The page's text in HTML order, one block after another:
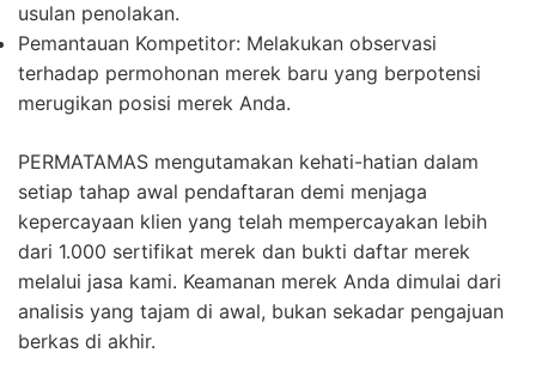
usulan penolakan.
Pemantauan Kompetitor: Melakukan observasi
terhadap permohonan merek baru yang berpotensi
merugikan posisi merek Anda.
PERMATAMAS mengutamakan kehati-hatian dalam
setiap tahap awal pendaftaran demi menjaga
kepercayaan klien yang telah mempercayakan lebih
dari 1.000 sertifikat merek dan bukti daftar merek
melalui jasa kami. Keamanan merek Anda dimulai dari
analisis yang tajam di awal, bukan sekadar pengajuan
berkas di akhir.